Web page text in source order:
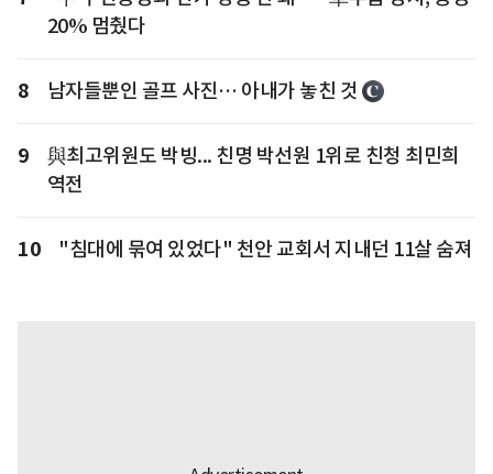
20% 멈췄다
8 남자들뿐인 골프 사진… 아내가 놓친 것
9
與최고위원도 박빙... 친명 박선원 1위로 친청 최민희
역전
10 "침대에 묶여 있었다" 천안 교회서 지내던 11살 숨져